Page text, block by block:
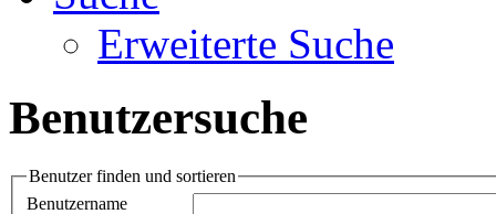
Erweiterte Suche
Benutzersuche
Benutzer finden und sortieren
Benutzername